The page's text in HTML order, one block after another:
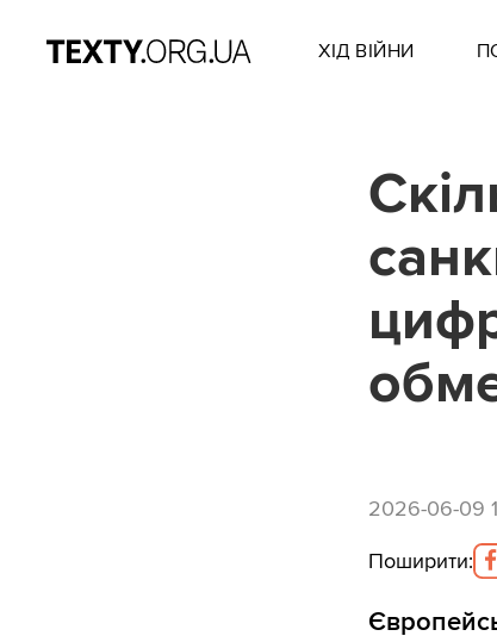
ХІД ВІЙНИ
2026-06-09
Поширити: